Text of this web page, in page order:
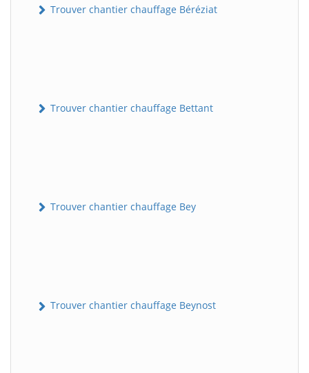
Trouver chantier chauffage Béréziat
Trouver chantier chauffage Bettant
Trouver chantier chauffage Bey
Trouver chantier chauffage Beynost